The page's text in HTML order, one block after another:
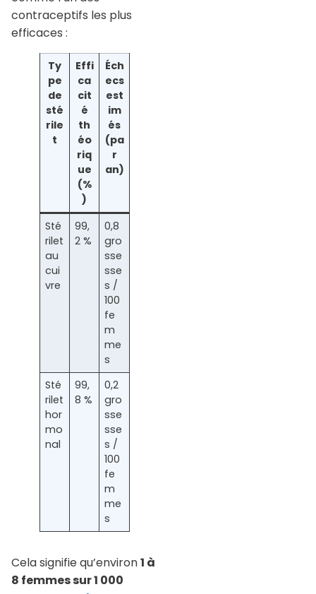
contraceptifs les plus
efficaces :
Ty
pe
de
sté
rile
t
Effi
ca
cit
é
th
éo
riq
ue
(%
)
Éch
ecs
est
im
és
(pa
r
an)
Sté
rilet
au
cui
vre
99,
2 %
0,8
gro
sse
sse
s /
100
fe
m
me
s
Sté
rilet
hor
mo
nal
99,
8 %
0,2
gro
sse
sse
s /
100
fe
m
me
s
Cela signifie qu’environ1 à
8 femmes sur 1 000